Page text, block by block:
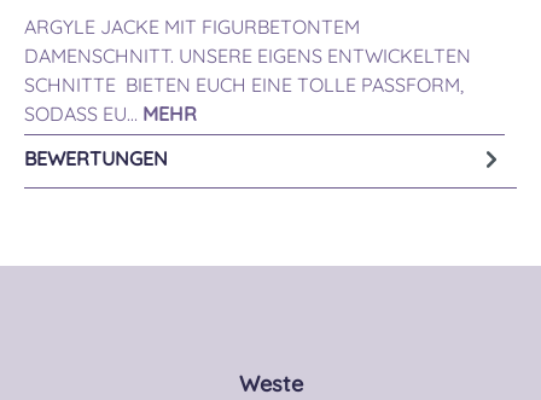
ARGYLE JACKE MIT FIGURBETONTEM
DAMENSCHNITT. UNSERE EIGENS ENTWICKELTEN
SCHNITTE BIETEN EUCH EINE TOLLE PASSFORM,
SODASS EU… MEHR
BEWERTUNGEN
Produktgalerie überspringen
Weste